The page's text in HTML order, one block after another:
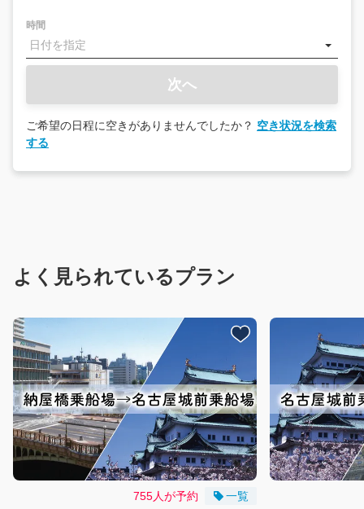
時間
次へ
ご希望の日程に空きがありませんでしたか？ 空き状況を検索
する
よく見られているプラン
755人が予約 一覧